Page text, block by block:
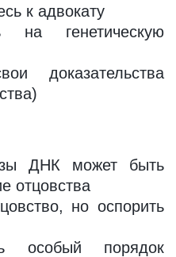
к адвокату
на генетическую
доказательства
ДНК может быть
отцовства
но оспорить
особый порядок